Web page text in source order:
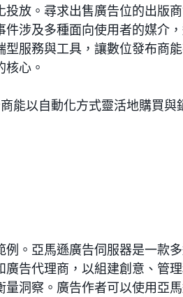
放。尋求出售廣告位的出版
件涉及多種面向使用者的媒介
服務與工具，讓數位發布商
心。
能以自動化方式靈活地購買與
例。亞馬遜廣告伺服器是一款
告代理商，以組建創意、管
洞察。廣告作者可以使用亞